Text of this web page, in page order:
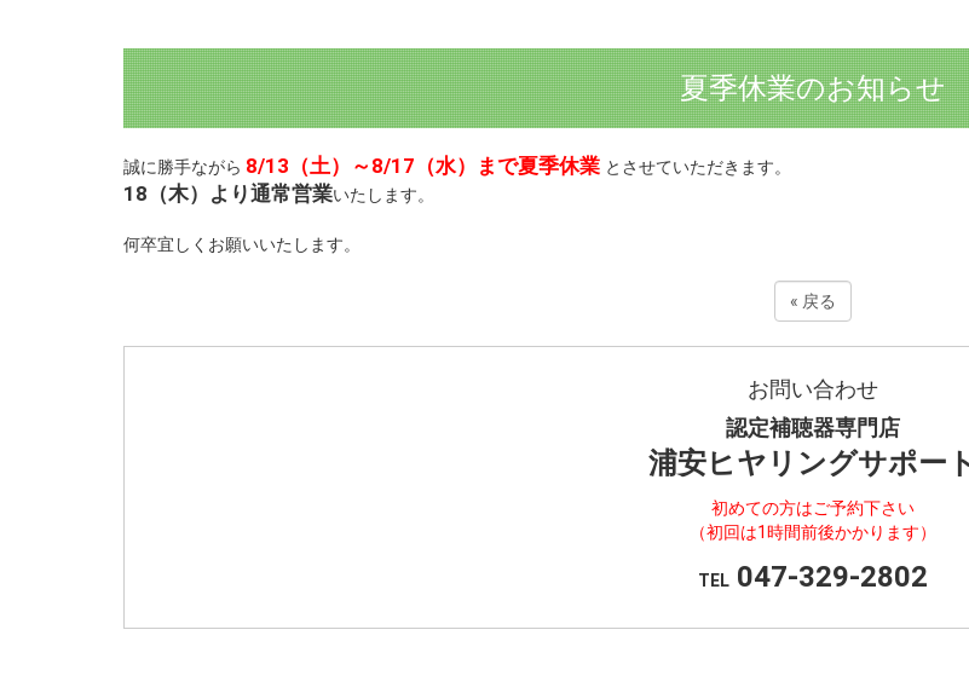
夏季休業のお知らせ
誠に勝手ながら 8/13（土）～8/17（水）まで夏季休業 とさせていただきます。
18（木）より通常営業いたします。
何卒宜しくお願いいたします。
« 戻る
お問い合わせ
認定補聴器専門店
浦安ヒヤリングサポー
初めての方はご予約下さい
（初回は1時間前後かかります）
TEL 047-329-2802